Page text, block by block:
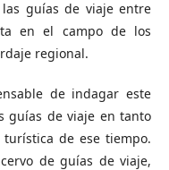
guías de viaje entre
en el campo de los
regional.
de indagar este
guías de viaje en tanto
de ese tiempo.
de guías de viaje,